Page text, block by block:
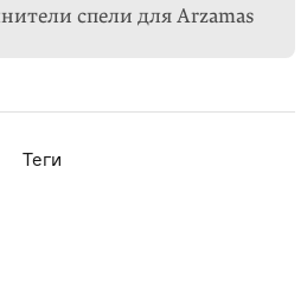
спели для Arzamas
Теги